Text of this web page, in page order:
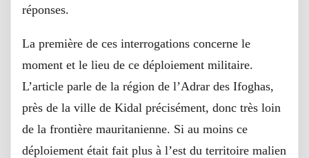
réponses.
La première de ces interrogations concerne le
moment et le lieu de ce déploiement militaire.
L’article parle de la région de l’Adrar des Ifoghas,
près de la ville de Kidal précisément, donc très loin
de la frontière mauritanienne. Si au moins ce
déploiement était fait plus à l’est du territoire malien